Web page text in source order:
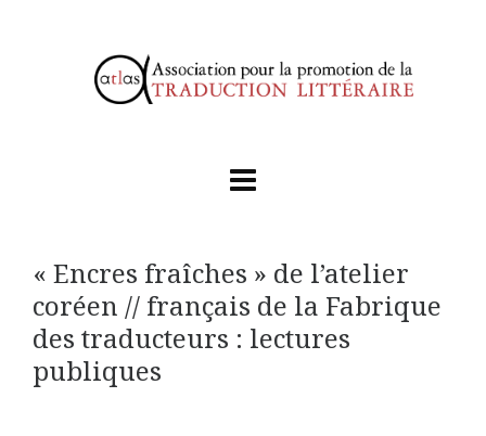
« Encres fraîches » de l’atelier
coréen // français de la Fabrique
des traducteurs : lectures
publiques